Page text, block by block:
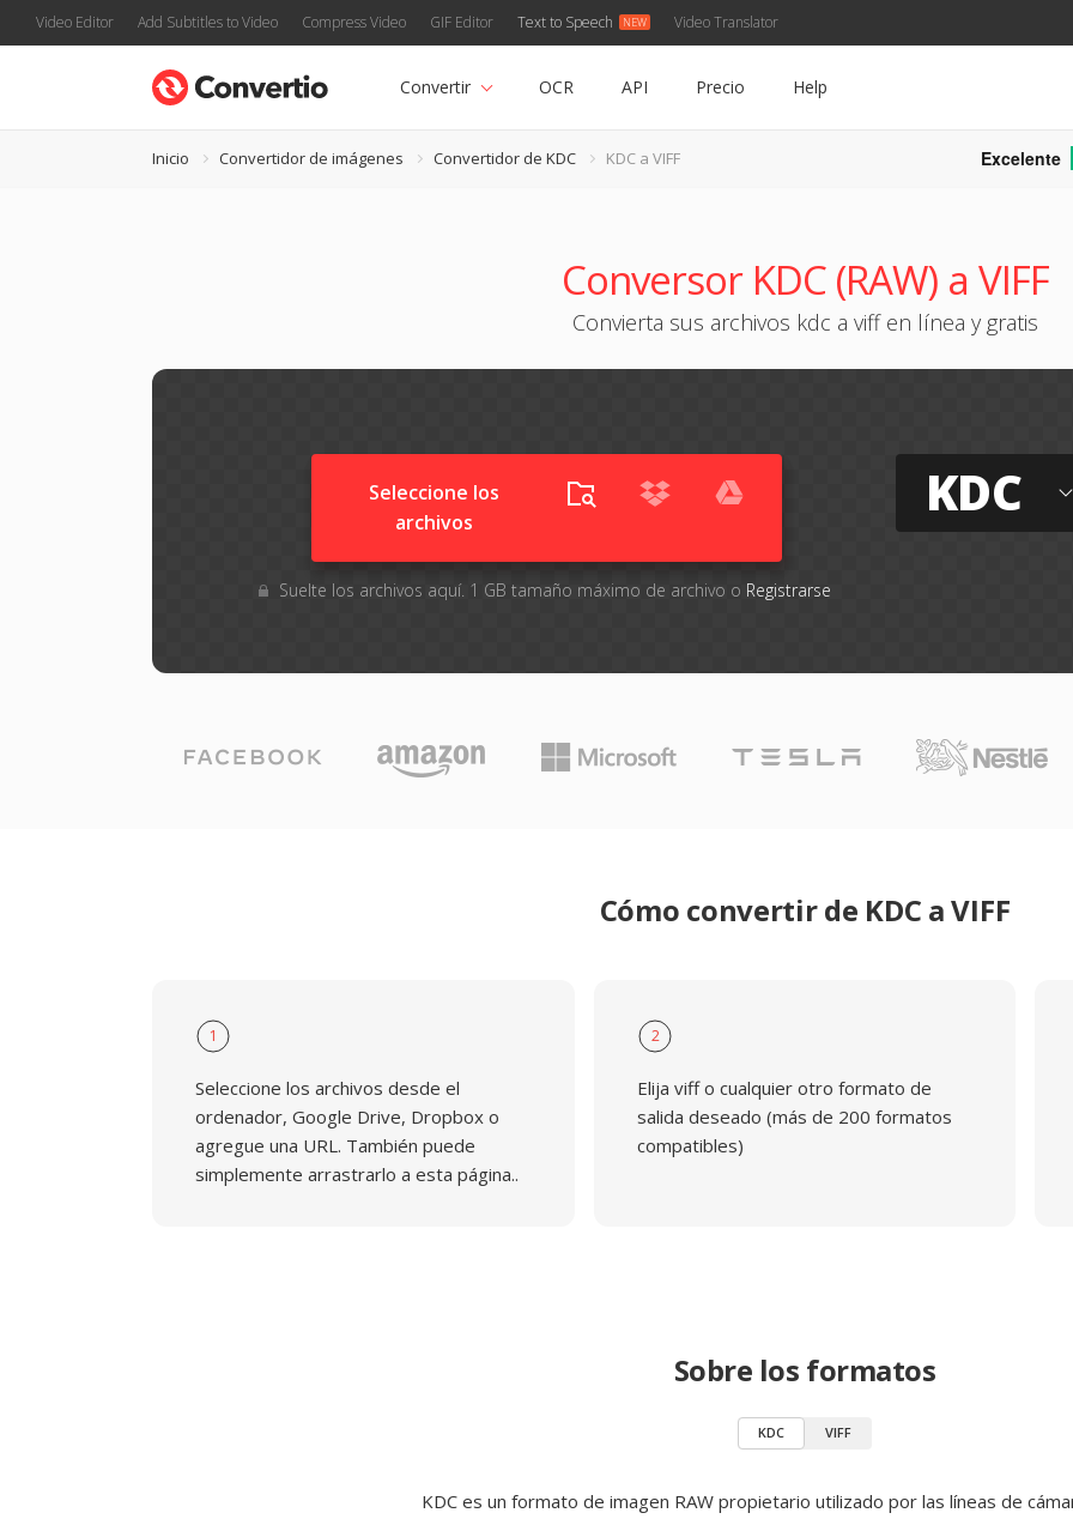
Video Editor Add Subtitles to Video Compress Video GIF Editor Text to Speech Video Translator
Convertir OCR API Precio Help
Inicio Convertidor de imágenes Convertidor de KDC KDC a VIFF Excelente
Conversor KDC (RAW) a VIFF
Convierta sus archivos kdc a viff en línea y gratis
Seleccione los
archivos
Suelte los archivos aquí. 1 GB tamaño máximo de archivo o Registrarse
KDC
Cómo convertir de KDC a VIFF
1
Seleccione los archivos desde el
ordenador, Google Drive, Dropbox o
agregue una URL. También puede
simplemente arrastrarlo a esta página..
2
Elija viff o cualquier otro formato de
salida deseado (más de 200 formatos
compatibles)
Sobre los formatos
KDC VIFF
KDC es un formato de imagen RAW propietario utilizado por las líneas de